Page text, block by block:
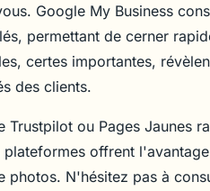
Google My Business
permettant de cerner
certes importantes,
des clients.
Trustpilot ou Pages Jaunes
offrent
photos. N'hésitez pas à